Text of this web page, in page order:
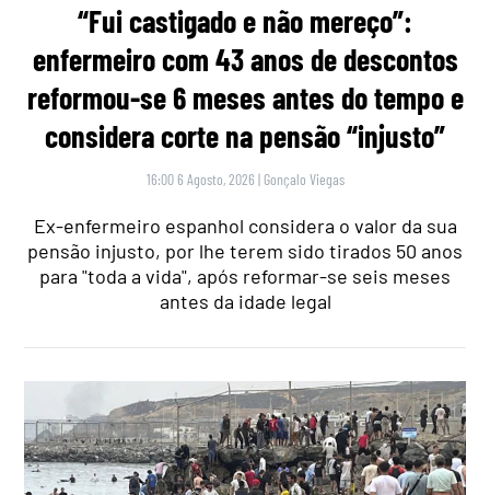
“Fui castigado e não mereço”:
enfermeiro com 43 anos de descontos
reformou-se 6 meses antes do tempo e
considera corte na pensão “injusto”
16:00 6 Agosto, 2026 | Gonçalo Viegas
Ex-enfermeiro espanhol considera o valor da sua
pensão injusto, por lhe terem sido tirados 50 anos
para "toda a vida", após reformar-se seis meses
antes da idade legal